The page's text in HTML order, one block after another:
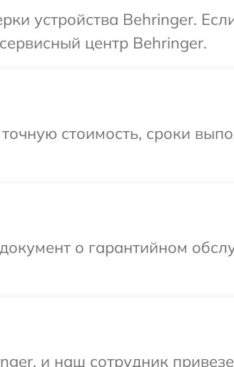
устройства Behringer.
центр Behringer.
стоимость, сроки
о гарантийном
и наш сотрудник